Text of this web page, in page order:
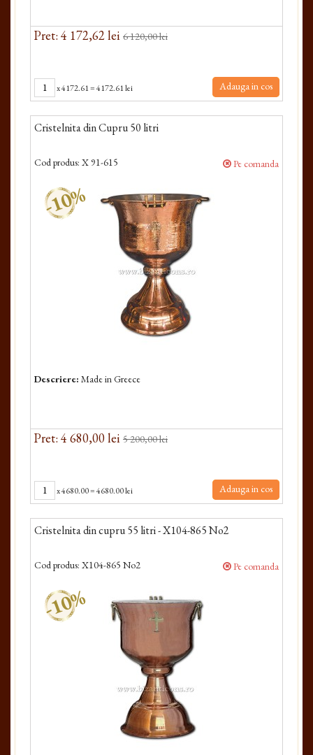
Pret: 4 172,62 lei 6 120,00 lei
x4172.61=4172.61 lei Adauga in cos
Cristelnita din Cupru 50 litri
Cod produs: X 91-615 Pe comanda
-10%
Descriere: Made in Greece
Pret: 4 680,00 lei 5 200,00 lei
x4680.00=4680.00 lei Adauga in cos
Cristelnita din cupru 55 litri - X104-865 No2
Cod produs: X104-865 No2 Pe comanda
-10%